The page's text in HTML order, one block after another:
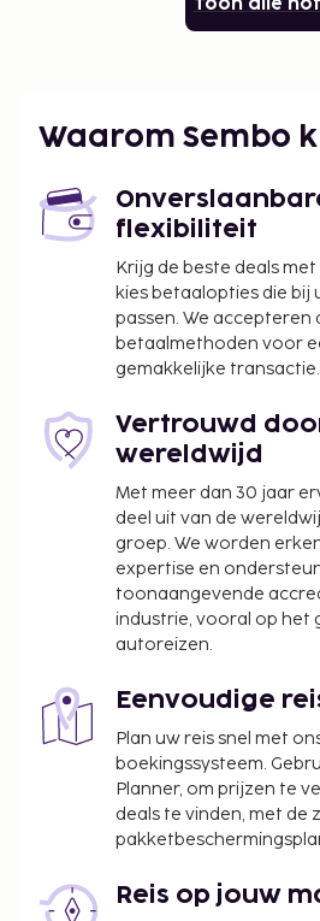
Toon alle
Waarom Sembo
flexibiliteit
Krijg de beste deals
kies betaalopties die bij
passen. We accepteren
betaalmethoden voor
gemakkelijke transactie.
Vertrouwd
wereldwijd
Met meer dan 30 jaar
deel uit van de
groep. We worden
expertise en
toonaangevende
industrie, vooral op het
autoreizen.
Eenvoudige
Plan uw reis snel met
boekingssysteem.
Planner, om prijzen te
deals te vinden, met de
Reis op jouw